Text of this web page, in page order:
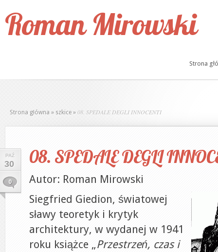
Roman Mirowski
Strona
Strona główna » szkice » 08. SPEDALE DEGLI INNOCENTI
PAŹ
30
0
08. SPEDALE DEGLI
Autor: Roman Mirowski
Siegfried Giedion, światowej
sławy teoretyk i krytyk
architektury, w wydanej w 1941
roku książce „Przestrzeń, czas i